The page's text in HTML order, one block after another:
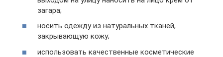
загара;
носить одежду из натуральных тканей,
закрывающую кожу;
использовать качественные косметические